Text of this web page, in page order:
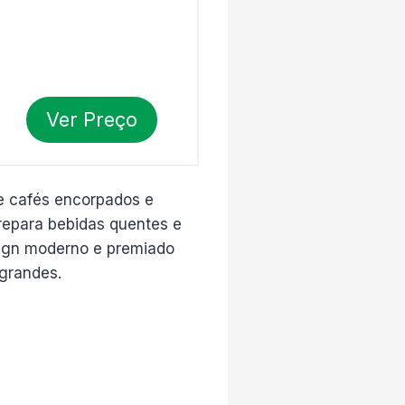
Ver Preço
cafés encorpados e
bebidas quentes e
moderno e premiado